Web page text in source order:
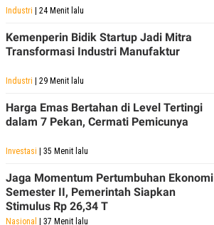
Industri | 24 Menit lalu
Kemenperin Bidik Startup Jadi Mitra
Transformasi Industri Manufaktur
Industri | 29 Menit lalu
Harga Emas Bertahan di Level Tertingi
dalam 7 Pekan, Cermati Pemicunya
Investasi | 35 Menit lalu
Jaga Momentum Pertumbuhan Ekonomi
Semester II, Pemerintah Siapkan
Stimulus Rp 26,34 T
Nasional | 37 Menit lalu